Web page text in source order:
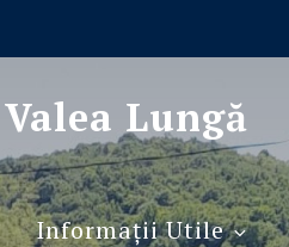
Lungă
Informaţii Utile